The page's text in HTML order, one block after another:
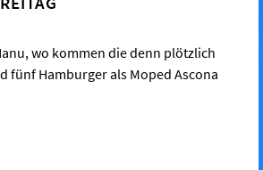
wo kommen die denn plötzlich
fünf Hamburger als Moped Ascona